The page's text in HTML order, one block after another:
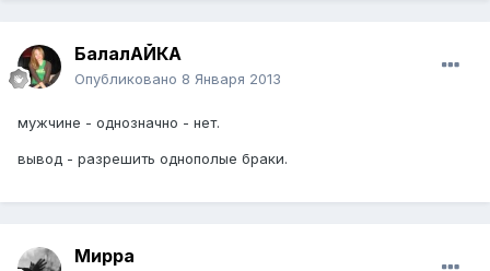
БалалАЙКА
Опубликовано 8 Января 2013
мужчине - однозначно - нет.
вывод - разрешить однополые браки.
Мирра